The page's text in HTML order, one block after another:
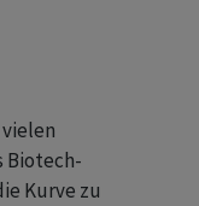
Biotech-
Kurve zu